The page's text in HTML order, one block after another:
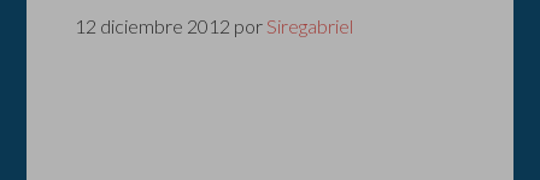
12 diciembre 2012 por Siregabriel